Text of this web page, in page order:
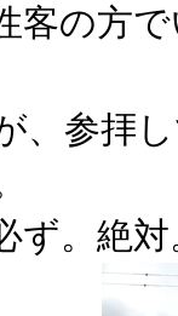
客の方
、参拝
ず。絶